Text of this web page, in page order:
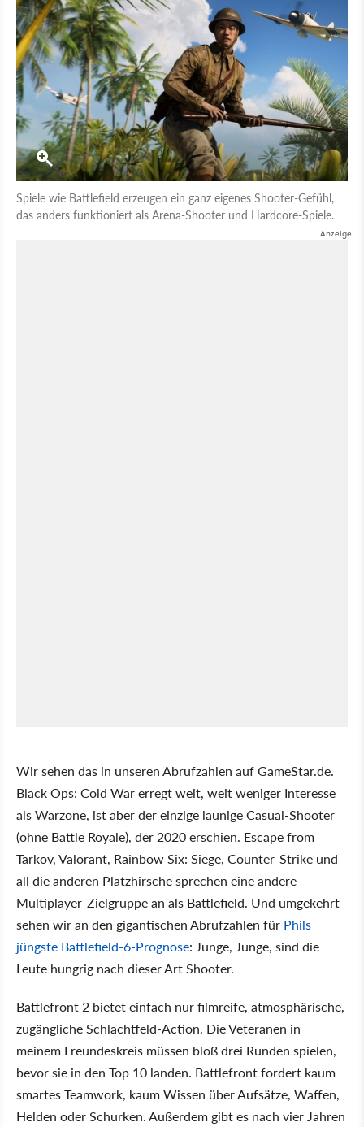
Spiele wie Battlefield erzeugen ein ganz eigenes Shooter-Gefühl,
das anders funktioniert als Arena-Shooter und Hardcore-Spiele.
Wir sehen das in unseren Abrufzahlen auf GameStar.de.
Black Ops: Cold War erregt weit, weit weniger Interesse
als Warzone, ist aber der einzige launige Casual-Shooter
(ohne Battle Royale), der 2020 erschien. Escape from
Tarkov, Valorant, Rainbow Six: Siege, Counter-Strike und
all die anderen Platzhirsche sprechen eine andere
Multiplayer-Zielgruppe an als Battlefield. Und umgekehrt
sehen wir an den gigantischen Abrufzahlen für Phils
jüngste Battlefield-6-Prognose: Junge, Junge, sind die
Leute hungrig nach dieser Art Shooter.
Battlefront 2 bietet einfach nur filmreife, atmosphärische,
zugängliche Schlachtfeld-Action. Die Veteranen in
meinem Freundeskreis müssen bloß drei Runden spielen,
bevor sie in den Top 10 landen. Battlefront fordert kaum
smartes Teamwork, kaum Wissen über Aufsätze, Waffen,
Helden oder Schurken. Außerdem gibt es nach vier Jahren